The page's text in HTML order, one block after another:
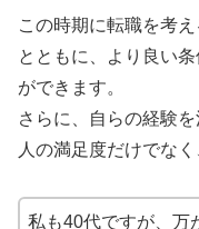
この時期に転職を考
とともに、より良い
ができます。
さらに、自らの経験
人の満足度だけでな
私も40代ですが、万